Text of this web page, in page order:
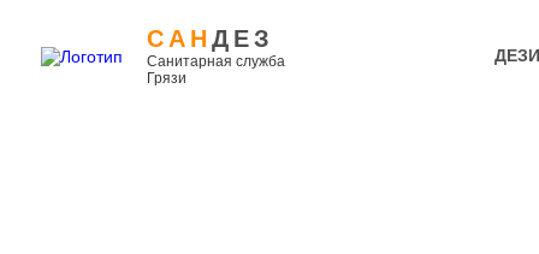
САНДЕЗ
Санитарная служба
Грязи